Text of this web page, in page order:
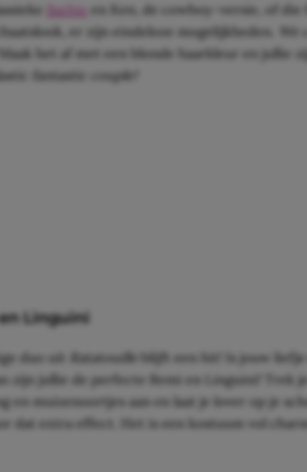
Barbie en Ken, de cowboy-versie, of die
er zijn eindeloze mogelijkheden.
We
Maak het af met een blonde haarkleur en jullie
fantastic couple!
Linguini
duo uit Ratatouille blijft een hit! Is jouw
zijn jullie de perfecte Remi en Linguini! Trek
en muizenoortjes aan en laat je lover op je
dat extra effect. Het is een kostuum vol